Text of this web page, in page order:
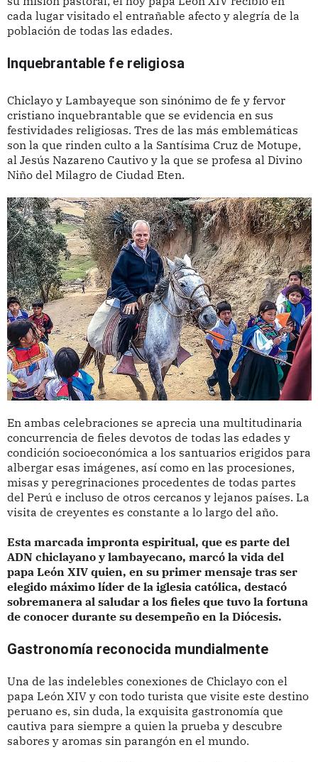
cada lugar visitado el entrañable afecto y alegría de la
población de todas las edades.
Inquebrantable fe religiosa
Chiclayo y Lambayeque son sinónimo de fe y fervor
cristiano inquebrantable que se evidencia en sus
festividades religiosas. Tres de las más emblemáticas
son la que rinden culto a la Santísima Cruz de Motupe,
al Jesús Nazareno Cautivo y la que se profesa al Divino
Niño del Milagro de Ciudad Eten.
En ambas celebraciones se aprecia una multitudinaria
concurrencia de fieles devotos de todas las edades y
condición socioeconómica a los santuarios erigidos para
albergar esas imágenes, así como en las procesiones,
misas y peregrinaciones procedentes de todas partes
del Perú e incluso de otros cercanos y lejanos países. La
visita de creyentes es constante a lo largo del año.
Esta marcada impronta espiritual, que es parte del
ADN chiclayano y lambayecano, marcó la vida del
papa León XIV quien, en su primer mensaje tras ser
elegido máximo líder de la iglesia católica, destacó
sobremanera al saludar a los fieles que tuvo la fortuna
de conocer durante su desempeño en la Diócesis.
Gastronomía reconocida mundialmente
Una de las indelebles conexiones de Chiclayo con el
papa León XIV y con todo turista que visite este destino
peruano es, sin duda, la exquisita gastronomía que
cautiva para siempre a quien la prueba y descubre
sabores y aromas sin parangón en el mundo.